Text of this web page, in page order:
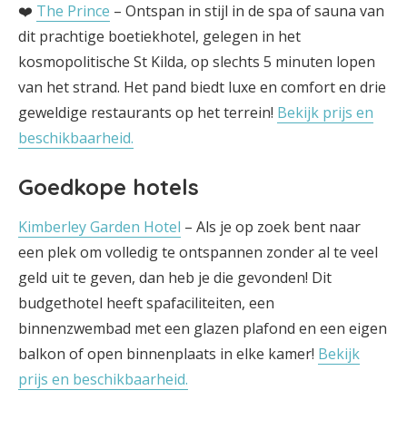
❤️ The Prince – Ontspan in stijl in de spa of sauna van
dit prachtige boetiekhotel, gelegen in het
kosmopolitische St Kilda, op slechts 5 minuten lopen
van het strand. Het pand biedt luxe en comfort en drie
geweldige restaurants op het terrein! Bekijk prijs en
beschikbaarheid.
Goedkope hotels
Kimberley Garden Hotel – Als je op zoek bent naar
een plek om volledig te ontspannen zonder al te veel
geld uit te geven, dan heb je die gevonden! Dit
budgethotel heeft spafaciliteiten, een
binnenzwembad met een glazen plafond en een eigen
balkon of open binnenplaats in elke kamer! Bekijk
prijs en beschikbaarheid.